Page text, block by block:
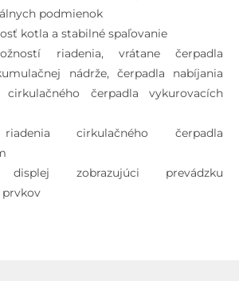
podmienok
kotla a stabilné spaľovanie
riadenia, vrátane čerpadla
nádrže, čerpadla nabíjania
cirkulačného čerpadla vykurovacích
cirkulačného čerpadla
displej zobrazujúci prevádzku